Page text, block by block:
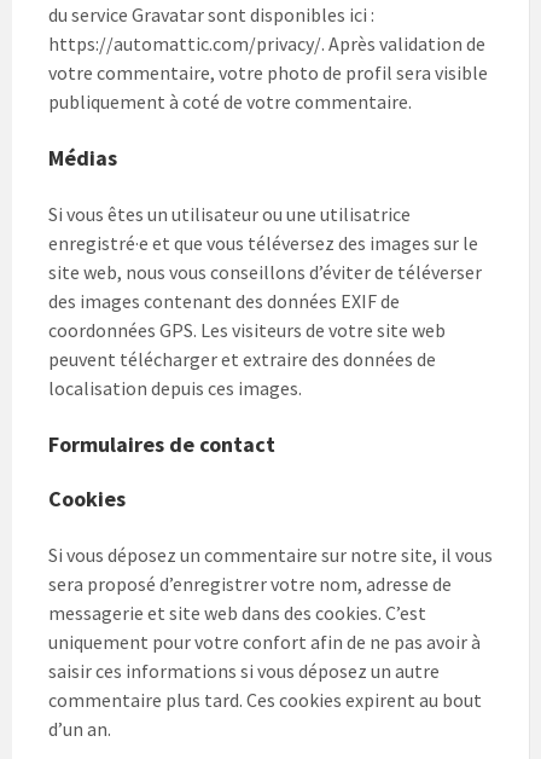
du service Gravatar sont disponibles ici :
https://automattic.com/privacy/. Après validation de
votre commentaire, votre photo de profil sera visible
publiquement à coté de votre commentaire.
Médias
Si vous êtes un utilisateur ou une utilisatrice
enregistré·e et que vous téléversez des images sur le
site web, nous vous conseillons d’éviter de téléverser
des images contenant des données EXIF de
coordonnées GPS. Les visiteurs de votre site web
peuvent télécharger et extraire des données de
localisation depuis ces images.
Formulaires de contact
Cookies
Si vous déposez un commentaire sur notre site, il vous
sera proposé d’enregistrer votre nom, adresse de
messagerie et site web dans des cookies. C’est
uniquement pour votre confort afin de ne pas avoir à
saisir ces informations si vous déposez un autre
commentaire plus tard. Ces cookies expirent au bout
d’un an.